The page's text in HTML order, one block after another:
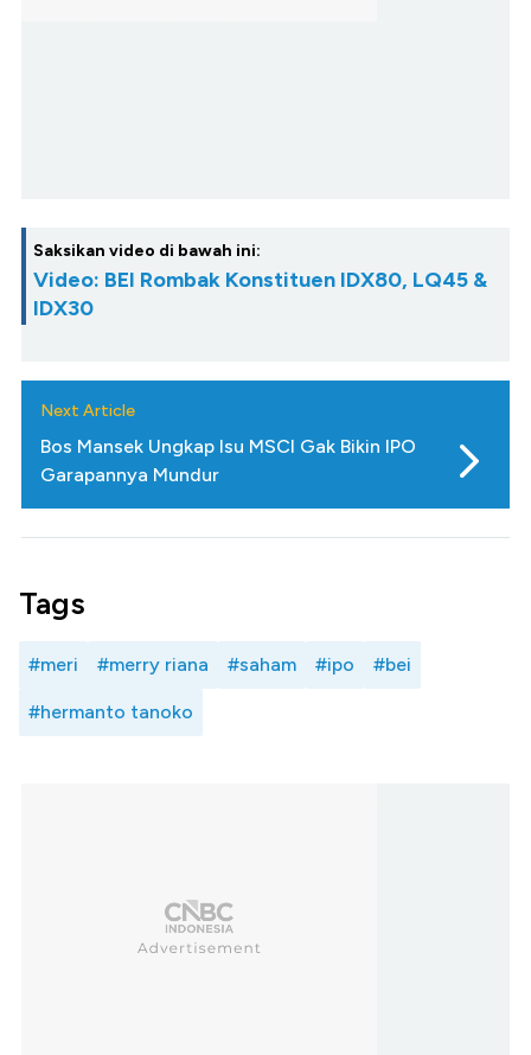
Saksikan video di bawah ini:
Video: BEI Rombak Konstituen IDX80, LQ45 &
IDX30
Next Article
Bos Mansek Ungkap Isu MSCI Gak Bikin IPO
Garapannya Mundur
Tags
#meri #merry riana #saham #ipo #bei
#hermanto tanoko